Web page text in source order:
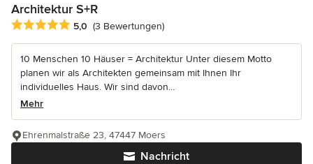
Architektur S+R
Durchschnittliche Bewertung: 5 von 5 Sternen
5,0 (3 Bewertungen)
10 Menschen 10 Häuser = Architektur Unter diesem Motto
planen wir als Architekten gemeinsam mit Ihnen Ihr
individuelles Haus. Wir sind davon...
Mehr
Nachricht
Ehrenmalstraße 23, 47447 Moers